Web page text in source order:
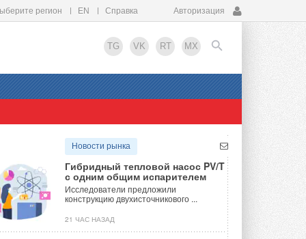
регион EN Справка Авторизация
TG VK RT MX
EN
Новости рынка
Гибридный тепловой насос PV/T
с одним общим испарителем
Исследователи предложили
конструкцию двухисточникового ...
21 ЧАС НАЗАД